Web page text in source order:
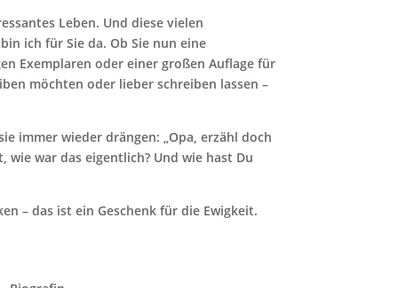
Leben. Und diese vielen
ich für Sie da. Ob Sie nun eine
Exemplaren oder einer großen Auflage für
möchten oder lieber schreiben lassen –
immer wieder drängen: „Opa, erzähl doch
wie war das eigentlich? Und wie hast Du
– das ist ein Geschenk für die Ewigkeit.